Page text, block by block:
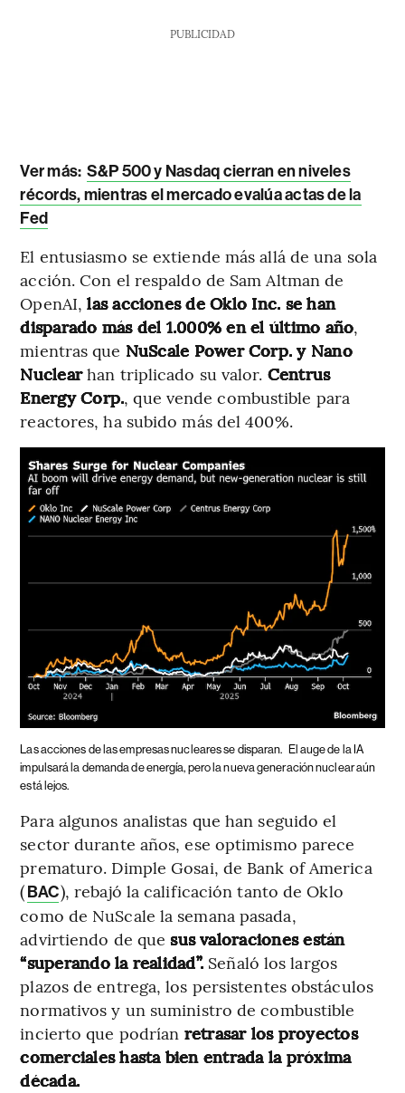
PUBLICIDAD
Ver más: S&P 500 y Nasdaq cierran en niveles
récords, mientras el mercado evalúa actas de la
Fed
El entusiasmo se extiende más allá de una sola
acción. Con el respaldo de Sam Altman de
OpenAI, las acciones de Oklo Inc. se han
disparado más del 1.000% en el último año,
mientras que NuScale Power Corp. y Nano
Nuclearhan triplicado su valor. Centrus
Energy Corp., que vende combustible para
reactores, ha subido más del 400%.
Las acciones de las empresas nucleares se disparan. El auge de la IA
impulsará la demanda de energía, pero la nueva generación nuclear aún
está lejos.
Para algunos analistas que han seguido el
sector durante años, ese optimismo parece
prematuro. Dimple Gosai, de Bank of America
(BAC), rebajó la calificación tanto de Oklo
como de NuScale la semana pasada,
advirtiendo de quesus valoraciones están
“superando la realidad”. Señaló los largos
plazos de entrega, los persistentes obstáculos
normativos y un suministro de combustible
incierto que podrían retrasar los proyectos
comerciales hasta bien entrada la próxima
década.